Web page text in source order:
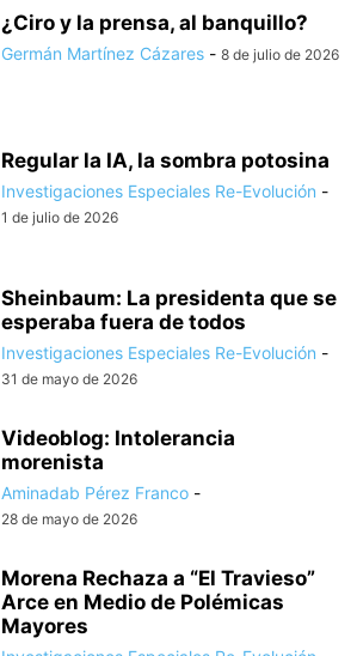
¿Ciro y la prensa, al banquillo?
Germán Martínez Cázares - 8 de julio de 2026
Regular la IA, la sombra potosina
Investigaciones Especiales Re-Evolución -
1 de julio de 2026
Sheinbaum: La presidenta que se
esperaba fuera de todos
Investigaciones Especiales Re-Evolución -
31 de mayo de 2026
Videoblog: Intolerancia
morenista
Aminadab Pérez Franco -
28 de mayo de 2026
Morena Rechaza a “El Travieso”
Arce en Medio de Polémicas
Mayores